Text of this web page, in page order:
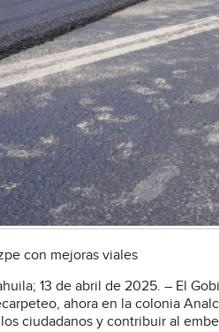
con mejoras viales
13 de abril de 2025. – El
ahora en la colonia
ciudadanos y contribuir al